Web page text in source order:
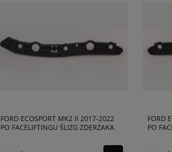
FORD ECOSPORT MK2 II 2017-2022
PO FACELIFTINGU ŚLIZG ZDERZAKA
FORD
PO